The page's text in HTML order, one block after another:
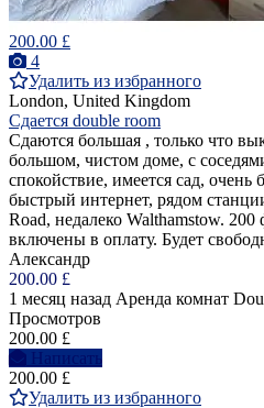
200.00 £
4
Удалить из избранного
London, United Kingdom
Сдается double room
Сдаются большая , только что
большом, чистом доме, с
спокойствие, имеется сад, очень
быстрый интернет, рядом
Road, недалеко Walthamstow.
включены в оплату. Будет
Александр
200.00 £
1 месяц назад Аренда комнат
Просмотров
200.00 £
Написать
200.00 £
Удалить из избранного